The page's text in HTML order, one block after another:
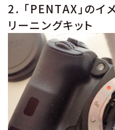
2. 「PENTAX」のイ
リーニングキット